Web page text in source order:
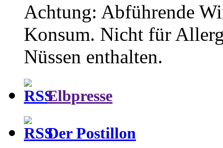
Achtung: Abführende
Konsum. Nicht für
Nüssen enthalten.
Elbpresse
Der Postillon